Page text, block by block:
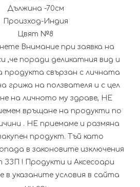
Дължина -70см
Произход-Индия
Цвят №8
Внимание при заявка на
,че поради деликатния вид и
продукта свързан с личната
грижа на ползвателя и с цел
на личното му здраве, НЕ
връщане на продукти по
. НЕ приемаме и размяна
продукт. Тъй като
в законовите изключения
ЗЗП ! Продукти и Аксесоари
в указаните условия в сайта